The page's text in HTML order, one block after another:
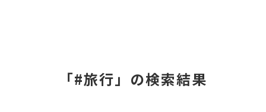
「#旅行」の検索結果